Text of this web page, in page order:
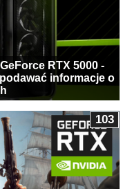
RTX 5000 -
informacje o
103